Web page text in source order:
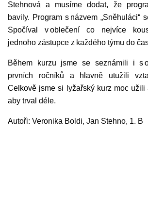
Stehnová a musíme dodat, že
bavily. Program s názvem „Sněhuláci“
Spočíval v oblečení co nejvíce
jednoho zástupce z každého týmu do
Během kurzu jsme se seznámili i s
prvních ročníků a hlavně utužili
Celkově jsme si lyžařský kurz moc užili
aby trval déle.
Autoři: Veronika Boldi, Jan Stehno, 1. B